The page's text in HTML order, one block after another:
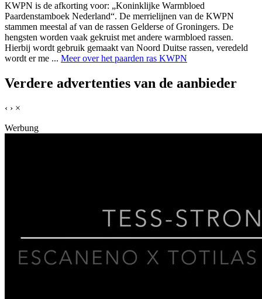
KWPN is de afkorting voor: „Koninklijke Warmbloed
Paardenstamboek Nederland“. De merrielijnen van de KWPN
stammen meestal af van de rassen Gelderse of Groningers. De
hengsten worden vaak gekruist met andere warmbloed rassen.
Hierbij wordt gebruik gemaakt van Noord Duitse rassen, veredeld
wordt er me ... Meer over het paarden ras KWPN
Verdere advertenties van de aanbieder
‹ › ×
Werbung